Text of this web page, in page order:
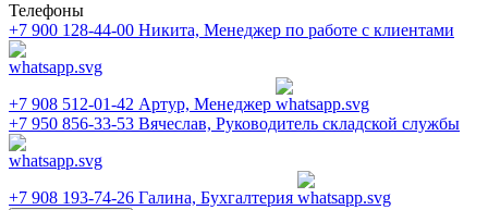
Телефоны
+7 900 128-44-00 Никита, Менеджер по работе с клиентами
+7 908 512-01-42 Артур, Менеджер
+7 950 856-33-53 Вячеслав, Руководитель складской службы
+7 908 193-74-26 Галина, Бухгалтерия